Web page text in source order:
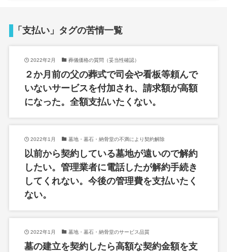
「支払い」タグの苦情一覧
2022年2月 葬儀価格の質問（妥当性確認）
２か月前の父の葬式で司会や看板等頼んで
いないサービスを付加され、請求額が高額
になった。全額支払いたくない。
2022年1月 墓地・墓石・納骨堂の不満により契約解除
以前から契約している墓地が遠いので解約
したい。管理業者に電話したが解約手続き
してくれない。今後の管理費を支払いたく
ない。
2022年1月 墓地・墓石・納骨堂のサービス品質
墓の建立を契約したら高額な契約金額を支